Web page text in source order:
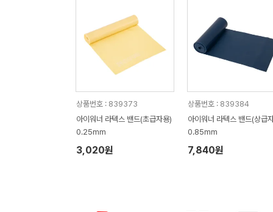
상품번호 : 839373
아이워너 라텍스 밴드(초급자용)
0.25mm
3,020원
상품번호 : 839384
아이워너 라텍스 밴드(상급
0.85mm
7,840원